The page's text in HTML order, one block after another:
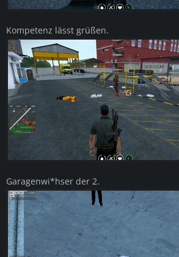
Kompetenz lässt grüßen.
Garagenwi*hser der 2.